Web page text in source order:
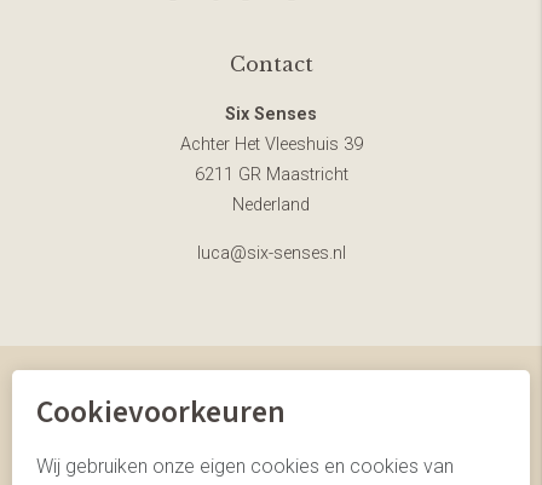
Contact
Six Senses
Achter Het Vleeshuis 39
6211 GR Maastricht
Nederland
luca@six-senses.nl
© Six Senses
website door Webstart
Cookievoorkeuren
Wij gebruiken onze eigen cookies en cookies van